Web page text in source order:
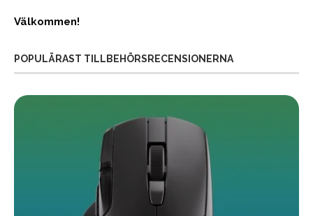
Välkommen!
POPULÄRAST TILLBEHÖRSRECENSIONERNA